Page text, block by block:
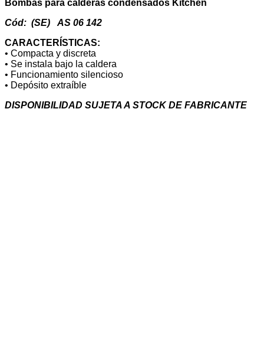
Bombas para calderas condensados Kitchen
Cód: (SE) AS 06 142
CARACTERÍSTICAS:
• Compacta y discreta
• Se instala bajo la caldera
• Funcionamiento silencioso
• Depósito extraíble
DISPONIBILIDAD SUJETA A STOCK DE FABRICANTE